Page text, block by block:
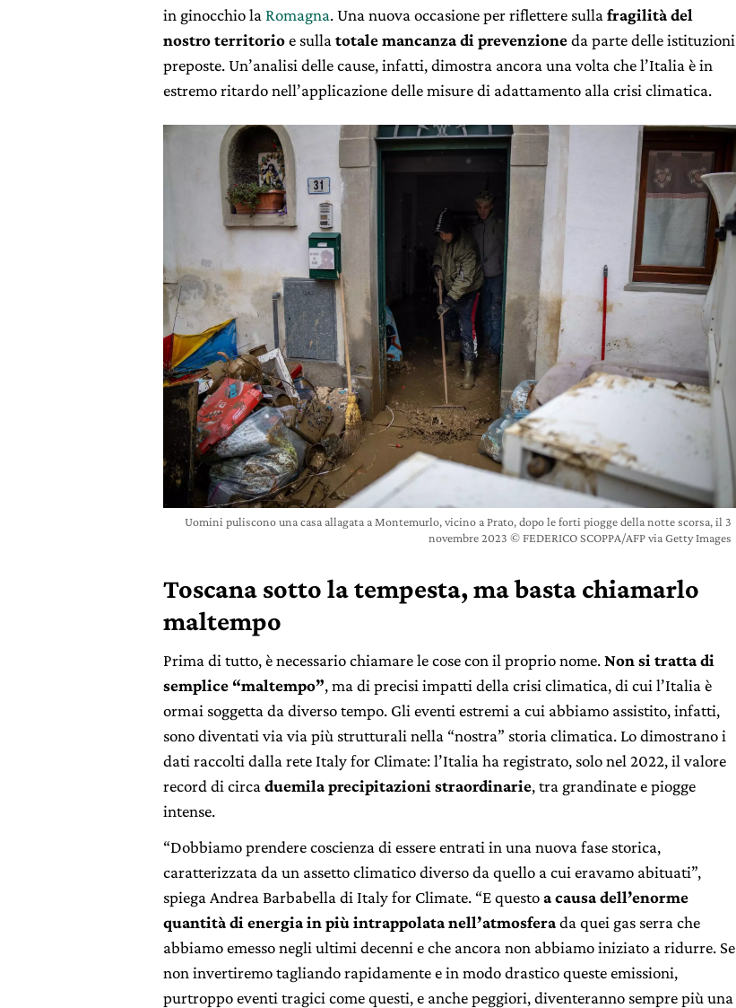
in ginocchio la Romagna. Una nuova occasione per riflettere sulla fragilità del
nostro territorioe sulla totale mancanza di prevenzioneda parte delle istituzioni
preposte. Un’analisi delle cause, infatti, dimostra ancora una volta che l’Italia è in
estremo ritardo nell’applicazione delle misure di adattamento alla crisi climatica.
Uomini puliscono una casa allagata a Montemurlo, vicino a Prato, dopo le forti piogge della notte scorsa, il 3
novembre 2023 © FEDERICO SCOPPA/AFP via Getty Images
Toscana sotto la tempesta, ma basta chiamarlo
maltempo
Prima di tutto, è necessario chiamare le cose con il proprio nome.Non si tratta di
semplice “maltempo”, ma di precisi impatti della crisi climatica, di cui l’Italia è
ormai soggetta da diverso tempo. Gli eventi estremi a cui abbiamo assistito, infatti,
sono diventati via via più strutturali nella “nostra” storia climatica. Lo dimostrano i
dati raccolti dalla rete Italy for Climate: l’Italia ha registrato, solo nel 2022, il valore
record di circa duemilaprecipitazioni straordinarie, tra grandinate e piogge
intense.
“Dobbiamo prendere coscienza di essere entrati in una nuova fase storica,
caratterizzata da un assetto climatico diverso da quello a cui eravamo abituati”,
spiega Andrea Barbabella di Italy for Climate. “E questoa causa dell’enorme
quantità di energia in più intrappolata nell’atmosferada quei gas serra che
abbiamo emesso negli ultimi decenni e che ancora non abbiamo iniziato a ridurre. Se
non invertiremo tagliando rapidamente e in modo drastico queste emissioni,
purtroppo eventi tragici come questi, e anche peggiori, diventeranno sempre più una